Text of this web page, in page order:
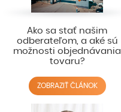
Ako sa stať našim
odberateľom, a aké sú
možnosti objednávania
tovaru?
ZOBRAZIŤ ČLÁNOK